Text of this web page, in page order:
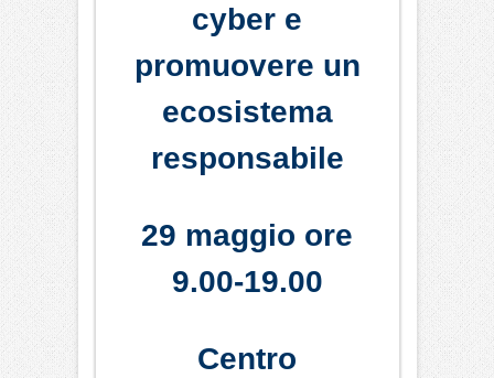
cyber e
promuovere un
ecosistema
responsabile
29 maggio ore
9.00-19.00
Centro